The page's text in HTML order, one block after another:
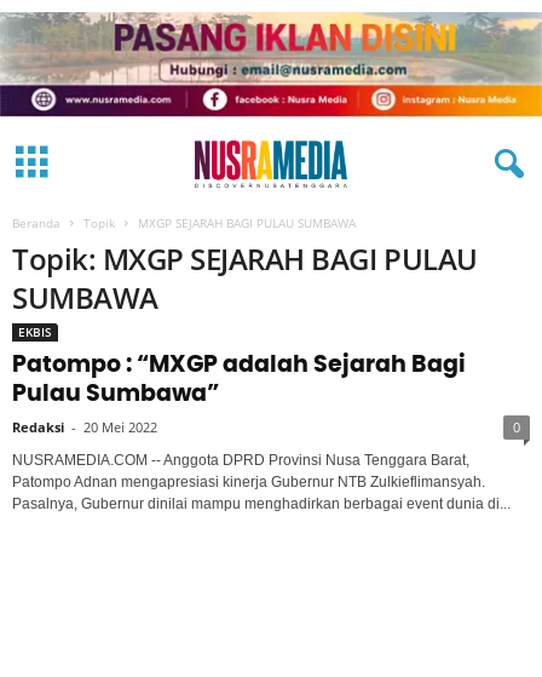
Beranda Topik MXGP SEJARAH BAGI PULAU SUMBAWA
Topik: MXGP SEJARAH BAGI PULAU
SUMBAWA
EKBIS
Patompo : “MXGP adalah Sejarah Bagi
Pulau Sumbawa”
Redaksi - 20 Mei 2022 0
NUSRAMEDIA.COM -- Anggota DPRD Provinsi Nusa Tenggara Barat,
Patompo Adnan mengapresiasi kinerja Gubernur NTB Zulkieflimansyah.
Pasalnya, Gubernur dinilai mampu menghadirkan berbagai event dunia di...